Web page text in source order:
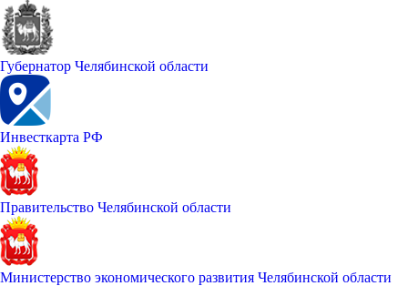
Губернатор Челябинской области
Инвесткарта РФ
Правительство Челябинской области
Министерство экономического развития Челябинской области